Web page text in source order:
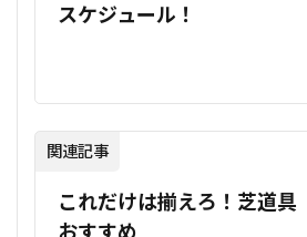
スケジュール！
関連記事
これだけは揃えろ！芝道具
おすすめ